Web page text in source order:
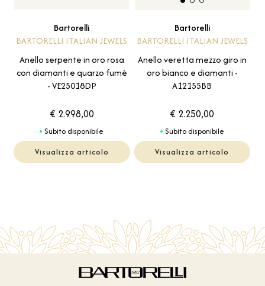
Bartorelli
BARTORELLI ITALIAN JEWELS
Anello serpente in oro rosa
con diamanti e quarzo fumè
- VE25018DP
€ 2.998,00
Subito disponibile
Visualizza articolo
Bartorelli
BARTORELLI ITALIAN JEWELS
Anello veretta mezzo giro in
oro bianco e diamanti -
A12155BB
€ 2.250,00
Subito disponibile
Visualizza articolo